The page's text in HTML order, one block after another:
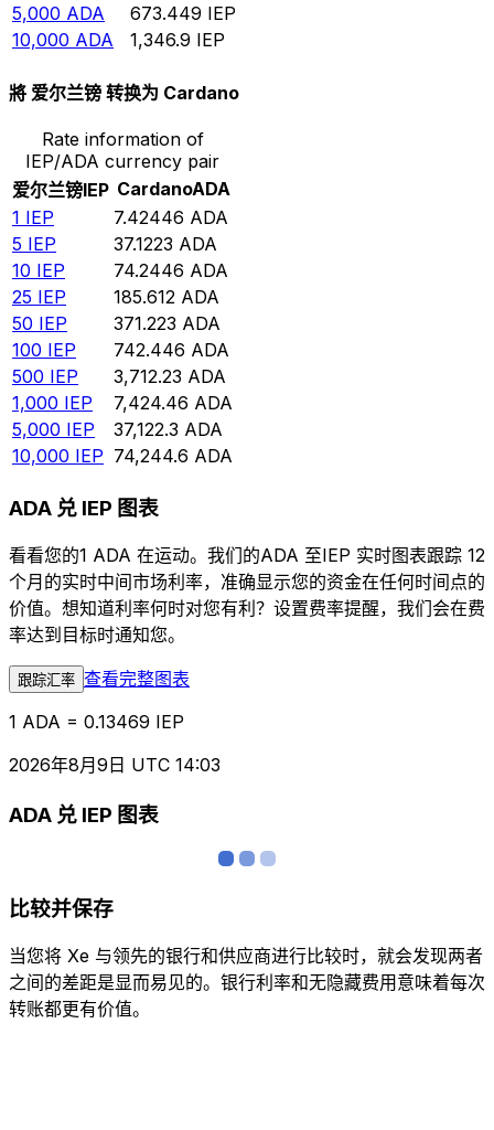
5,000 ADA 673.449 IEP
10,000 ADA 1,346.9 IEP
將 爱尔兰镑 转换为 Cardano
Rate information of
IEP/ADA currency pair
爱尔兰镑IEP CardanoADA
1 IEP 7.42446 ADA
5 IEP 37.1223 ADA
10 IEP 74.2446 ADA
25 IEP 185.612 ADA
50 IEP 371.223 ADA
100 IEP 742.446 ADA
500 IEP 3,712.23 ADA
1,000 IEP 7,424.46 ADA
5,000 IEP 37,122.3 ADA
10,000 IEP 74,244.6 ADA
ADA 兑 IEP 图表
看看您的1 ADA 在运动。我们的ADA 至IEP 实时图表跟踪 12
个月的实时中间市场利率，准确显示您的资金在任何时间点的
价值。想知道利率何时对您有利？设置费率提醒，我们会在费
率达到目标时通知您。
跟踪汇率 查看完整图表
1 ADA = 0.13469 IEP
2026年8月9日 UTC 14:03
ADA 兑 IEP 图表
比较并保存
当您将 Xe 与领先的银行和供应商进行比较时，就会发现两者
之间的差距是显而易见的。银行利率和无隐藏费用意味着每次
转账都更有价值。